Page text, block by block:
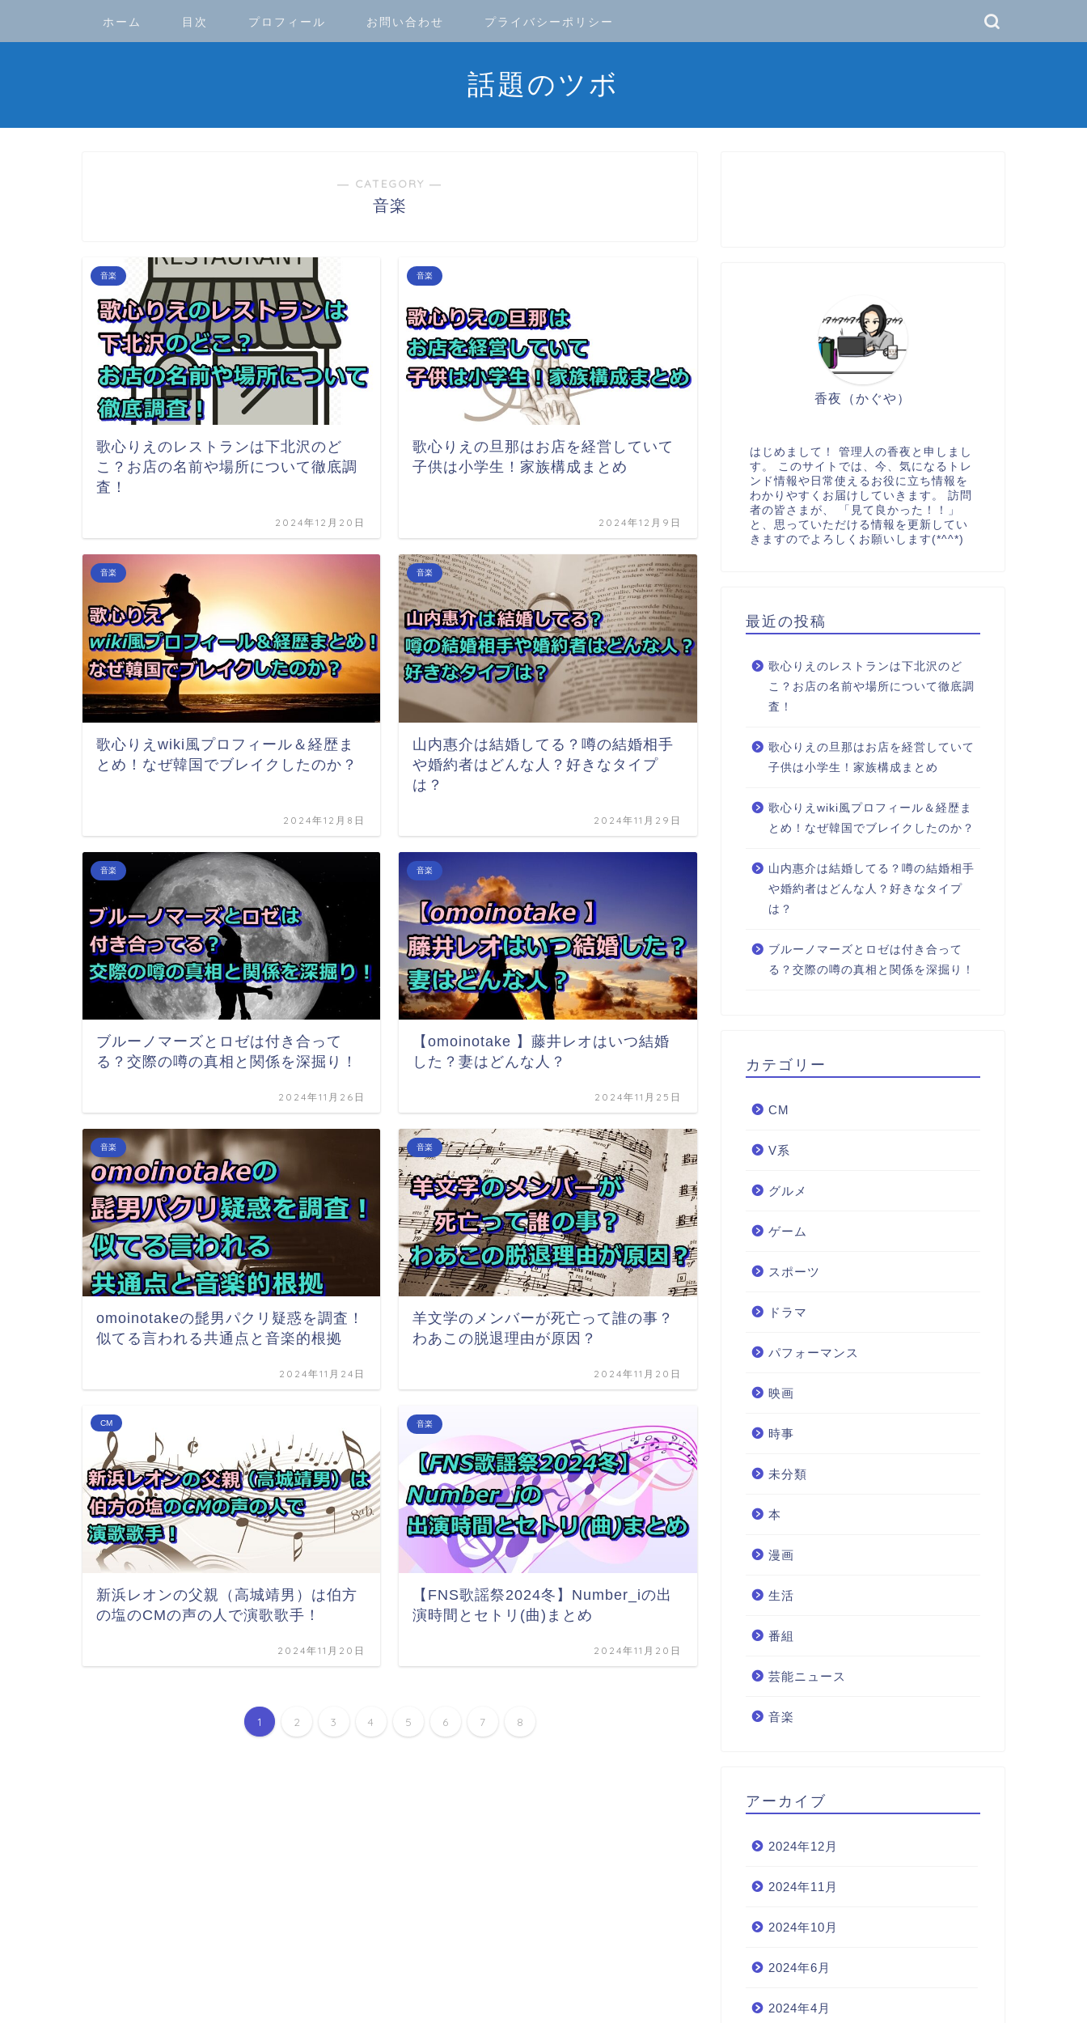
ホーム 目次 プロフィール お問い合わせ プライバシーポリシー
話題のツボ
― CATEGORY ―
音楽
音楽
歌心りえのレストランは下北沢のど
こ？お店の名前や場所について徹底調
査！
2024年12月20日
音楽
歌心りえの旦那はお店を経営していて
子供は小学生！家族構成まとめ
2024年12月9日
音楽
歌心りえwiki風プロフィール＆経歴ま
とめ！なぜ韓国でブレイクしたのか？
2024年12月8日
音楽
山内惠介は結婚してる？噂の結婚相手
や婚約者はどんな人？好きなタイプ
は？
2024年11月29日
音楽
ブルーノマーズとロゼは付き合って
る？交際の噂の真相と関係を深掘り！
2024年11月26日
音楽
【omoinotake 】藤井レオはいつ結婚
した？妻はどんな人？
2024年11月25日
音楽
omoinotakeの髭男パクリ疑惑を調査！
似てる言われる共通点と音楽的根拠
2024年11月24日
音楽
羊文学のメンバーが死亡って誰の事？
わあこの脱退理由が原因？
2024年11月20日
CM
新浜レオンの父親（高城靖男）は伯方
の塩のCMの声の人で演歌歌手！
2024年11月20日
音楽
【FNS歌謡祭2024冬】Number_iの出
演時間とセトリ(曲)まとめ
2024年11月20日
1 2 3 4 5 6 7 8
香夜（かぐや）
はじめまして！ 管理人の香夜と申しまし
す。 このサイトでは、今、気になるトレ
ンド情報や日常使えるお役に立ち情報を
わかりやすくお届けしていきます。 訪問
者の皆さまが、 「見て良かった！！」
と、思っていただける情報を更新してい
きますのでよろしくお願いします(*^^*)
最近の投稿
歌心りえのレストランは下北沢のど
こ？お店の名前や場所について徹底調
査！
歌心りえの旦那はお店を経営していて
子供は小学生！家族構成まとめ
歌心りえwiki風プロフィール＆経歴ま
とめ！なぜ韓国でブレイクしたのか？
山内惠介は結婚してる？噂の結婚相手
や婚約者はどんな人？好きなタイプ
は？
ブルーノマーズとロゼは付き合って
る？交際の噂の真相と関係を深掘り！
カテゴリー
CM
V系
グルメ
ゲーム
スポーツ
ドラマ
パフォーマンス
映画
時事
未分類
本
漫画
生活
番組
芸能ニュース
音楽
アーカイブ
2024年12月
2024年11月
2024年10月
2024年6月
2024年4月